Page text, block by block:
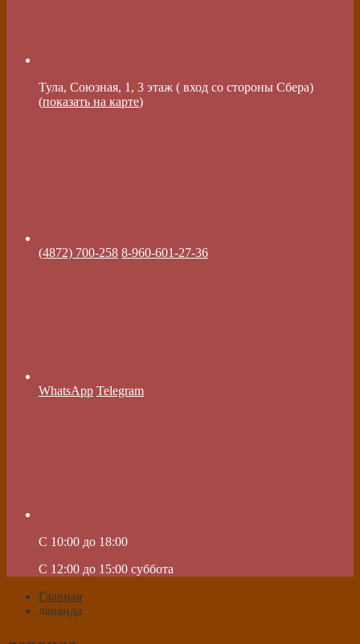
Тула, Союзная, 1, 3 этаж ( вход со стороны Сбера)
(показать на карте)
(4872) 700-258 8-960-601-27-36
WhatsApp Telegram
C 10:00 до 18:00
C 12:00 до 15:00 суббота
Главная
лаванда